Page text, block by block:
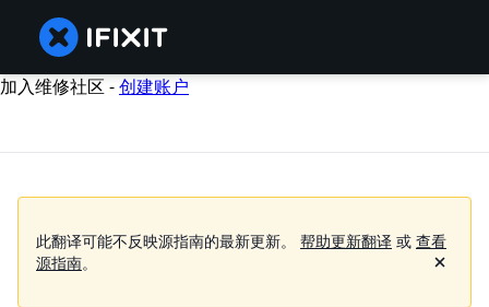
加入维修社区 -创建账户
此翻译可能不反映源指南的最新更新。 帮助更新翻译 或 查看
源指南。